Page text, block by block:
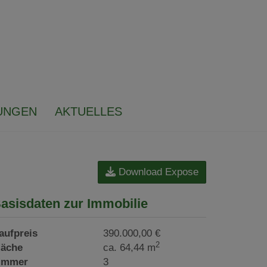
AKTUELLES
Download Expose
zur Immobilie
390.000,00 €
ca. 64,44 m2
3